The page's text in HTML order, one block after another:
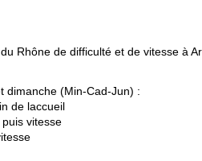
Rhône de difficulté et de vitesse à
dimanche (Min-Cad-Jun) :
de laccueil
vitesse